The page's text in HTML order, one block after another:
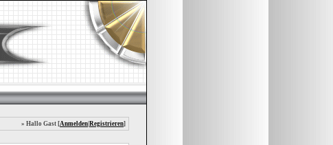
» Hallo Gast [Anmelden Registrieren]